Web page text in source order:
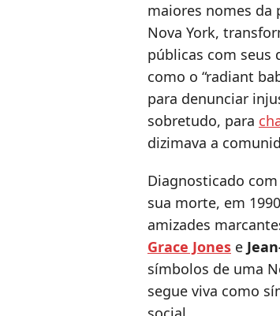
maiores nomes da
Nova York,
públicas com seus
como o “radiant
para denunciar
sobretudo, para
dizimava a
Diagnosticado
sua morte, em
amizades
Grace Jones e
símbolos de uma
segue viva como